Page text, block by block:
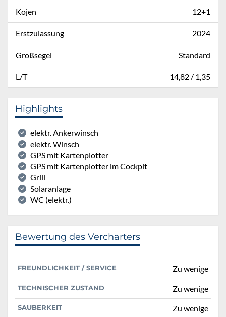
Kojen 12+1
Erstzulassung 2024
Großsegel Standard
L/T 14,82 / 1,35
Highlights
elektr. Ankerwinsch
elektr. Winsch
GPS mit Kartenplotter
GPS mit Kartenplotter im Cockpit
Grill
Solaranlage
WC (elektr.)
Bewertung des Vercharters
FREUNDLICHKEIT / SERVICE Zu wenige
TECHNISCHER ZUSTAND Zu wenige
SAUBERKEIT Zu wenige